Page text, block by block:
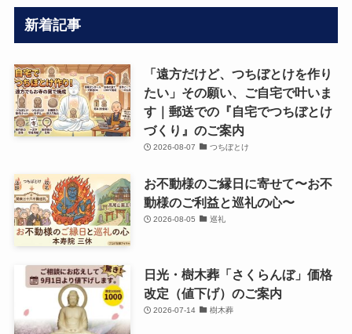
新着記事
「遠方だけど、つちぼとけを作り
たい」その願い、ご自宅で叶いま
す｜郵送での『自宅でつちぼとけ
づくり』のご案内
2026-08-07 つちぼとけ
お不動様のご縁日に寄せて〜お不
動様のご利益と巡礼の心〜
2026-08-05 巡礼
日光・樹木葬「さくらんぼ」価格
改定（値下げ）のご案内
2026-07-14 樹木葬